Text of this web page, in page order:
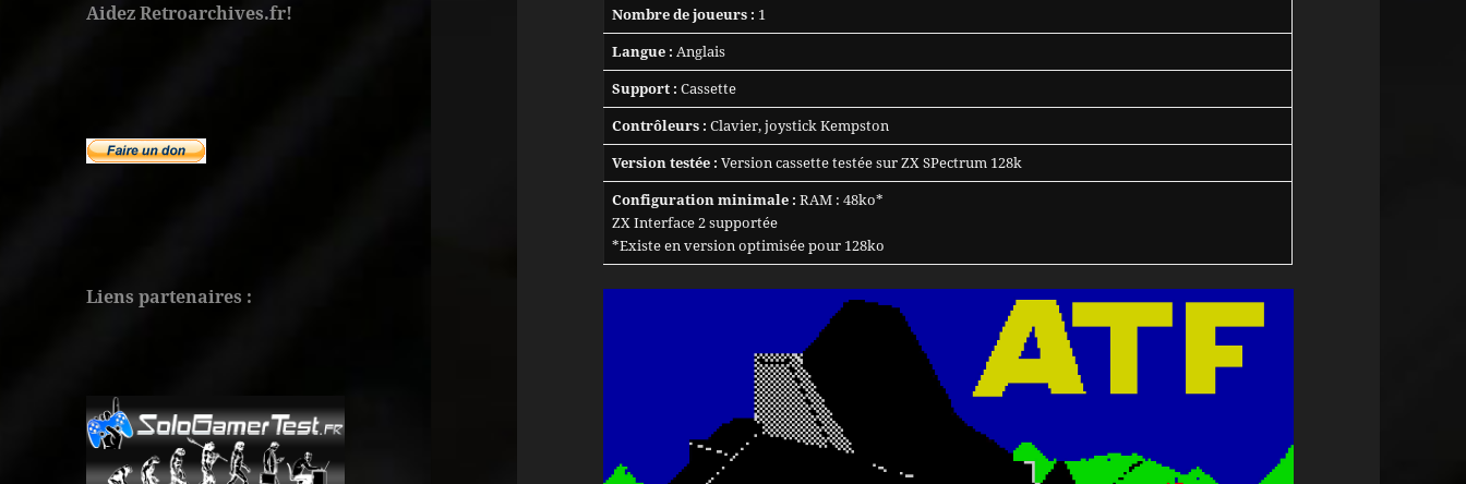
Aidez Retroarchives.fr!
Liens partenaires :
Nombre de joueurs : 1
Langue : Anglais
Support : Cassette
Contrôleurs : Clavier, joystick Kempston
Version testée : Version cassette testée sur ZX SPectrum 128k
Configuration minimale : RAM : 48ko*
ZX Interface 2 supportée
*Existe en version optimisée pour 128ko